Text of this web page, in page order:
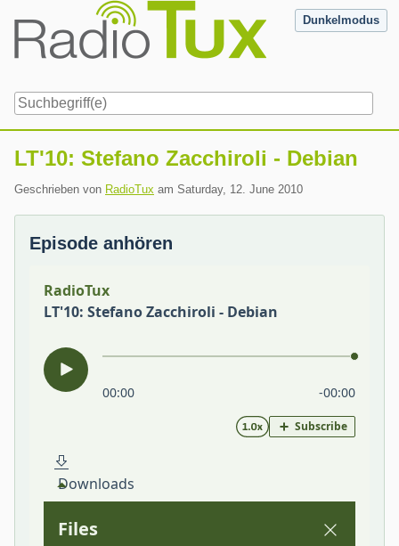
content
Dunkelmodus
LT'10: Stefano Zacchiroli - Debian
Geschrieben von RadioTux am Saturday, 12. June 2010
Episode anhören